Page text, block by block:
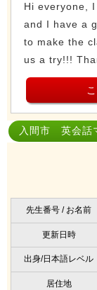
Hi everyone,
and I have a
to make the
us a try!!!
入間市 英会話
先生番号 / お名前
更新日時
出身/日本語レベル
居住地